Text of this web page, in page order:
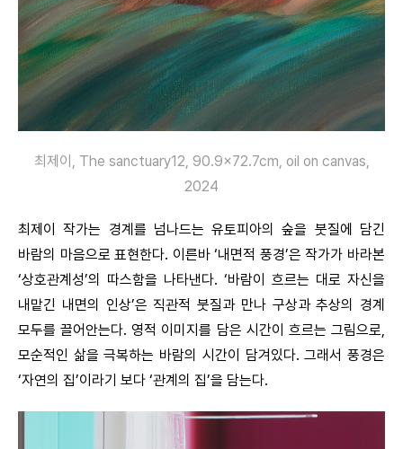
최제이, The sanctuary12, 90.9×72.7cm, oil on canvas,
2024
최제이 작가는 경계를 넘나드는 유토피아의 숲을 붓질에 담긴
바람의 마음으로 표현한다. 이른바 ‘내면적 풍경’은 작가가 바라본
‘상호관계성’의 따스함을 나타낸다. ‘바람이 흐르는 대로 자신을
내맡긴 내면의 인상’은 직관적 붓질과 만나 구상과 추상의 경계
모두를 끌어안는다. 영적 이미지를 담은 시간이 흐르는 그림으로,
모순적인 삶을 극복하는 바람의 시간이 담겨있다. 그래서 풍경은
‘자연의 집’이라기 보다 ‘관계의 집’을 담는다.